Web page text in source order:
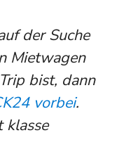
der Suche
Mietwagen
bist, dann
vorbei.